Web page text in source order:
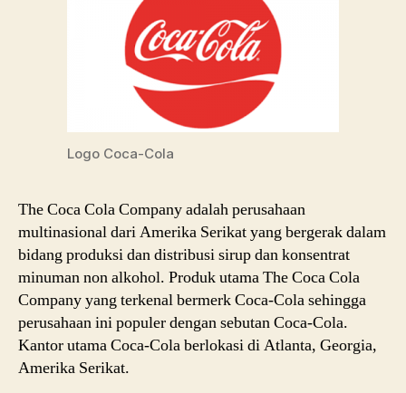
Logo Coca-Cola
The Coca Cola Company adalah perusahaan
multinasional dari Amerika Serikat yang bergerak dalam
bidang produksi dan distribusi sirup dan konsentrat
minuman non alkohol. Produk utama The Coca Cola
Company yang terkenal bermerk Coca-Cola sehingga
perusahaan ini populer dengan sebutan Coca-Cola.
Kantor utama Coca-Cola berlokasi di Atlanta, Georgia,
Amerika Serikat.